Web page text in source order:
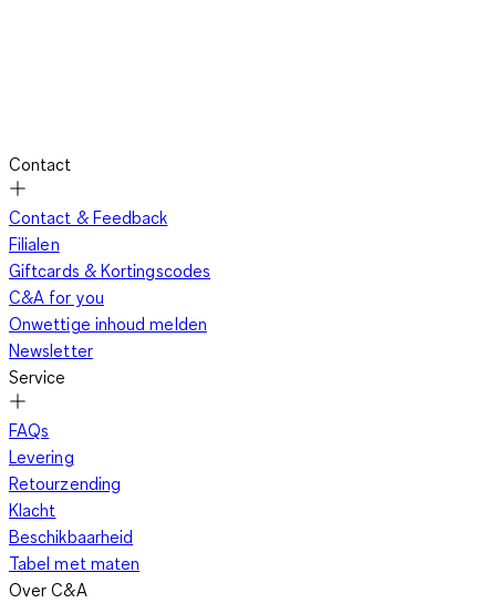
Contact
Contact & Feedback
Filialen
Giftcards & Kortingscodes
C&A for you
Onwettige inhoud melden
Newsletter
Service
FAQs
Levering
Retourzending
Klacht
Beschikbaarheid
Tabel met maten
Over C&A